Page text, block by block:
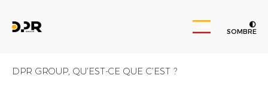
SOMBRE
DPR GROUP, QU’EST-CE QUE C’EST ?